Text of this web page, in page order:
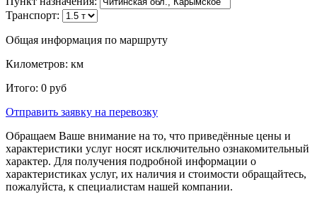
Транспорт:
Общая информация по маршруту
Километров: км
Итого: 0 руб
Отправить заявку на перевозку
Обращаем Ваше внимание на то, что приведённые цены и
характеристики услуг носят исключительно ознакомительный
характер. Для получения подробной информации о
характеристиках услуг, их наличия и стоимости обращайтесь,
пожалуйста, к специалистам нашей компании.